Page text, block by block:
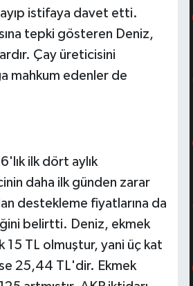
istifaya davet etti.
tepki gösteren Deniz,
Çay üreticisini
mahkum edenler de
ilk dört aylık
daha ilk günden zarar
destekleme fiyatlarına da
belirtti. Deniz, ekmek
15 TL olmuştur, yani üç kat
25,44 TL'dir. Ekmek